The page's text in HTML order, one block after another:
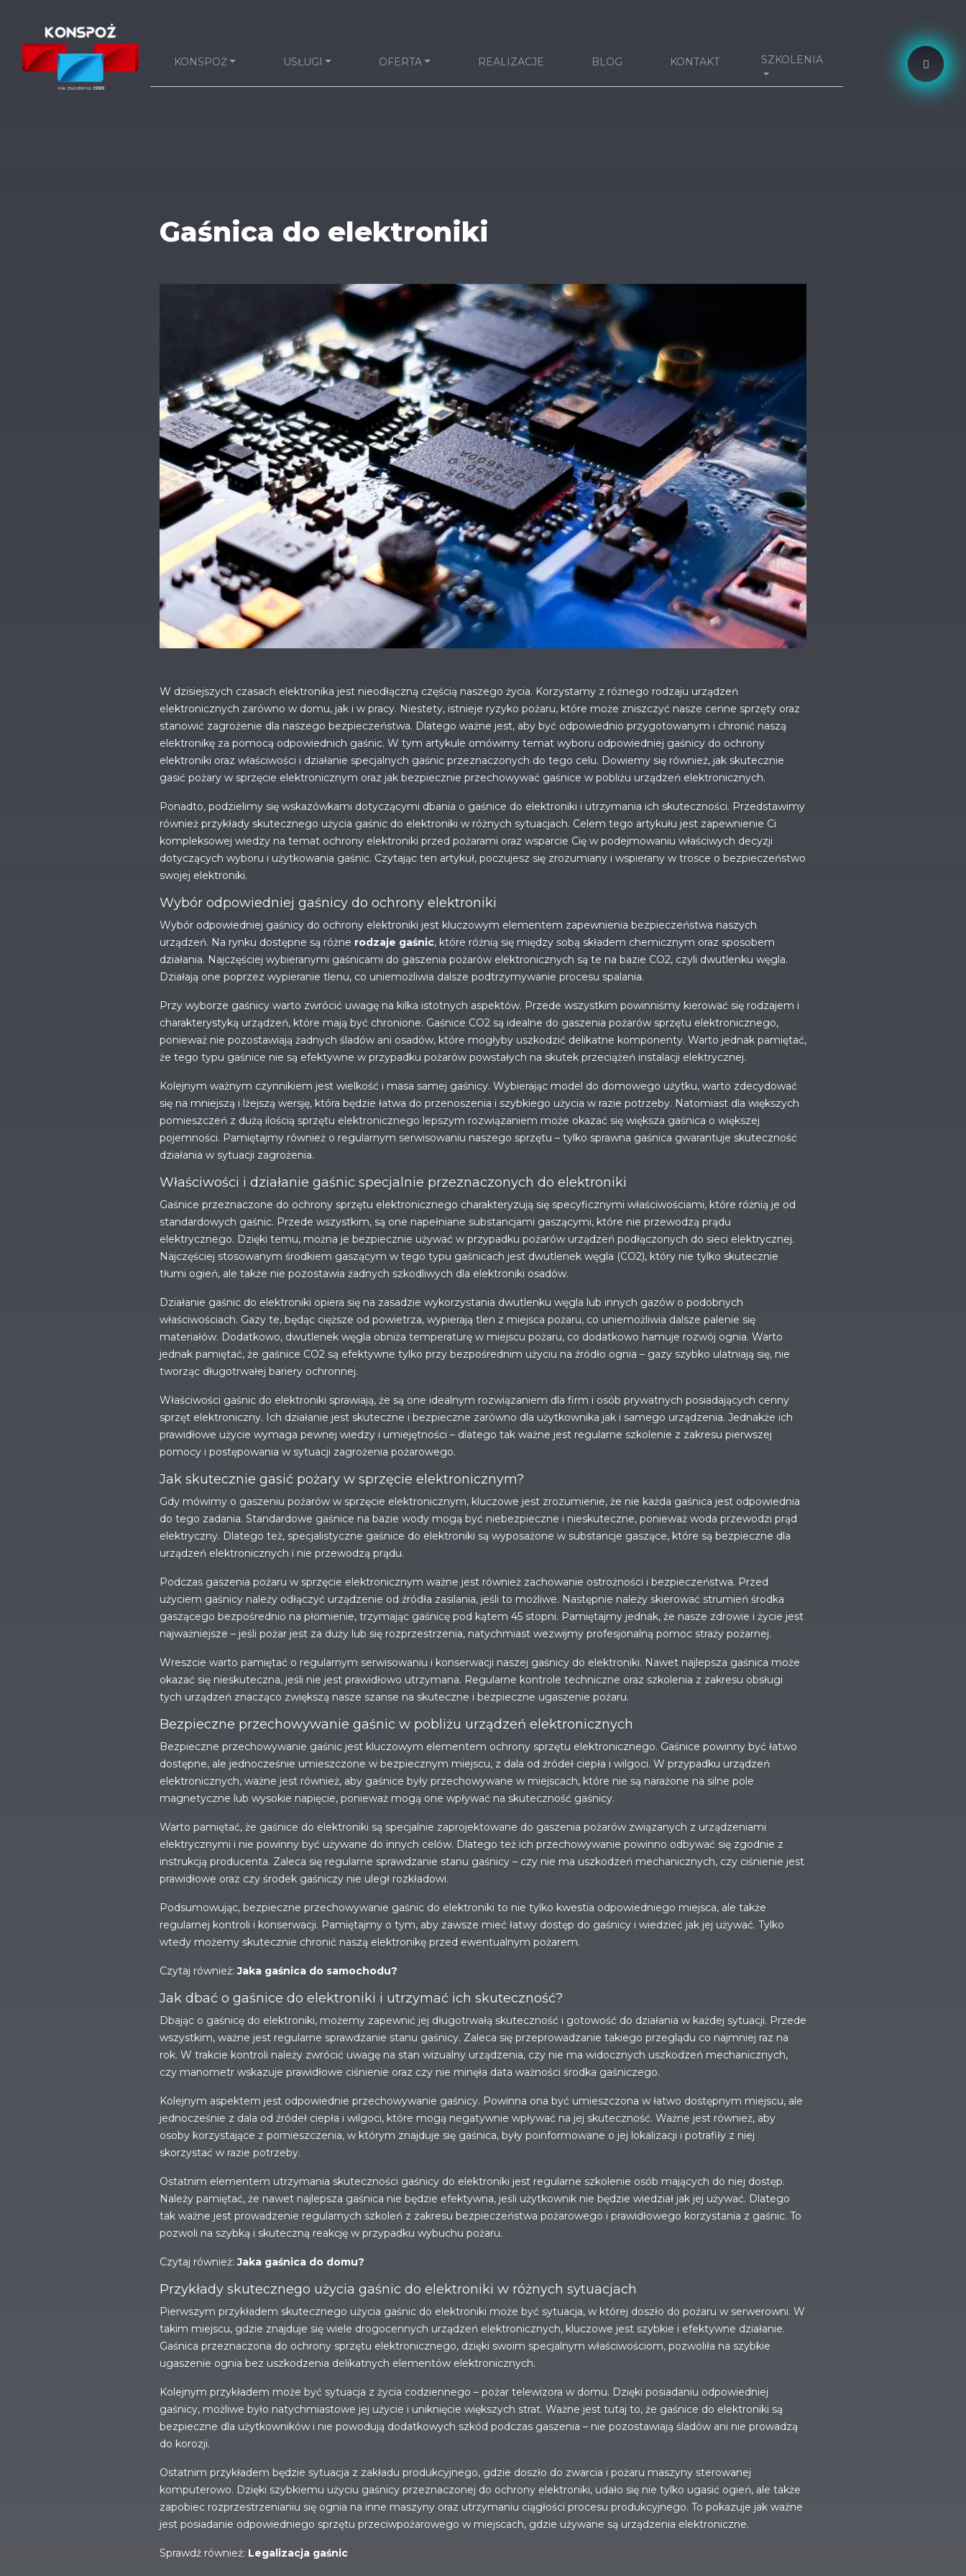
KONSPOŻ USŁUGI OFERTA REALIZACJE BLOG KONTAKT SZKOLENIA
Gaśnica do elektroniki
W dzisiejszych czasach elektronika jest nieodłączną częścią naszego życia. Korzystamy z różnego rodzaju urządzeń
elektronicznych zarówno w domu, jak i w pracy. Niestety, istnieje ryzyko pożaru, które może zniszczyć nasze cenne sprzęty oraz
stanowić zagrożenie dla naszego bezpieczeństwa. Dlatego ważne jest, aby być odpowiednio przygotowanym i chronić naszą
elektronikę za pomocą odpowiednich gaśnic. W tym artykule omówimy temat wyboru odpowiedniej gaśnicy do ochrony
elektroniki oraz właściwości i działanie specjalnych gaśnic przeznaczonych do tego celu. Dowiemy się również, jak skutecznie
gasić pożary w sprzęcie elektronicznym oraz jak bezpiecznie przechowywać gaśnice w pobliżu urządzeń elektronicznych.
Ponadto, podzielimy się wskazówkami dotyczącymi dbania o gaśnice do elektroniki i utrzymania ich skuteczności. Przedstawimy
również przykłady skutecznego użycia gaśnic do elektroniki w różnych sytuacjach. Celem tego artykułu jest zapewnienie Ci
kompleksowej wiedzy na temat ochrony elektroniki przed pożarami oraz wsparcie Cię w podejmowaniu właściwych decyzji
dotyczących wyboru i użytkowania gaśnic. Czytając ten artykuł, poczujesz się zrozumiany i wspierany w trosce o bezpieczeństwo
swojej elektroniki.
Wybór odpowiedniej gaśnicy do ochrony elektroniki
Wybór odpowiedniej gaśnicy do ochrony elektroniki jest kluczowym elementem zapewnienia bezpieczeństwa naszych
urządzeń. Na rynku dostępne są różne rodzaje gaśnic, które różnią się między sobą składem chemicznym oraz sposobem
działania. Najczęściej wybieranymi gaśnicami do gaszenia pożarów elektronicznych są te na bazie CO2, czyli dwutlenku węgla.
Działają one poprzez wypieranie tlenu, co uniemożliwia dalsze podtrzymywanie procesu spalania.
Przy wyborze gaśnicy warto zwrócić uwagę na kilka istotnych aspektów. Przede wszystkim powinniśmy kierować się rodzajem i
charakterystyką urządzeń, które mają być chronione. Gaśnice CO2 są idealne do gaszenia pożarów sprzętu elektronicznego,
ponieważ nie pozostawiają żadnych śladów ani osadów, które mogłyby uszkodzić delikatne komponenty. Warto jednak pamiętać,
że tego typu gaśnice nie są efektywne w przypadku pożarów powstałych na skutek przeciążeń instalacji elektrycznej.
Kolejnym ważnym czynnikiem jest wielkość i masa samej gaśnicy. Wybierając model do domowego użytku, warto zdecydować
się na mniejszą i lżejszą wersję, która będzie łatwa do przenoszenia i szybkiego użycia w razie potrzeby. Natomiast dla większych
pomieszczeń z dużą ilością sprzętu elektronicznego lepszym rozwiązaniem może okazać się większa gaśnica o większej
pojemności. Pamiętajmy również o regularnym serwisowaniu naszego sprzętu – tylko sprawna gaśnica gwarantuje skuteczność
działania w sytuacji zagrożenia.
Właściwości i działanie gaśnic specjalnie przeznaczonych do elektroniki
Gaśnice przeznaczone do ochrony sprzętu elektronicznego charakteryzują się specyficznymi właściwościami, które różnią je od
standardowych gaśnic. Przede wszystkim, są one napełniane substancjami gaszącymi, które nie przewodzą prądu
elektrycznego. Dzięki temu, można je bezpiecznie używać w przypadku pożarów urządzeń podłączonych do sieci elektrycznej.
Najczęściej stosowanym środkiem gaszącym w tego typu gaśnicach jest dwutlenek węgla (CO2), który nie tylko skutecznie
tłumi ogień, ale także nie pozostawia żadnych szkodliwych dla elektroniki osadów.
Działanie gaśnic do elektroniki opiera się na zasadzie wykorzystania dwutlenku węgla lub innych gazów o podobnych
właściwościach. Gazy te, będąc cięższe od powietrza, wypierają tlen z miejsca pożaru, co uniemożliwia dalsze palenie się
materiałów. Dodatkowo, dwutlenek węgla obniża temperaturę w miejscu pożaru, co dodatkowo hamuje rozwój ognia. Warto
jednak pamiętać, że gaśnice CO2 są efektywne tylko przy bezpośrednim użyciu na źródło ognia – gazy szybko ulatniają się, nie
tworząc długotrwałej bariery ochronnej.
Właściwości gaśnic do elektroniki sprawiają, że są one idealnym rozwiązaniem dla firm i osób prywatnych posiadających cenny
sprzęt elektroniczny. Ich działanie jest skuteczne i bezpieczne zarówno dla użytkownika jak i samego urządzenia. Jednakże ich
prawidłowe użycie wymaga pewnej wiedzy i umiejętności – dlatego tak ważne jest regularne szkolenie z zakresu pierwszej
pomocy i postępowania w sytuacji zagrożenia pożarowego.
Jak skutecznie gasić pożary w sprzęcie elektronicznym?
Gdy mówimy o gaszeniu pożarów w sprzęcie elektronicznym, kluczowe jest zrozumienie, że nie każda gaśnica jest odpowiednia
do tego zadania. Standardowe gaśnice na bazie wody mogą być niebezpieczne i nieskuteczne, ponieważ woda przewodzi prąd
elektryczny. Dlatego też, specjalistyczne gaśnice do elektroniki są wyposażone w substancje gaszące, które są bezpieczne dla
urządzeń elektronicznych i nie przewodzą prądu.
Podczas gaszenia pożaru w sprzęcie elektronicznym ważne jest również zachowanie ostrożności i bezpieczeństwa. Przed
użyciem gaśnicy należy odłączyć urządzenie od źródła zasilania, jeśli to możliwe. Następnie należy skierować strumień środka
gaszącego bezpośrednio na płomienie, trzymając gaśnicę pod kątem 45 stopni. Pamiętajmy jednak, że nasze zdrowie i życie jest
najważniejsze – jeśli pożar jest za duży lub się rozprzestrzenia, natychmiast wezwijmy profesjonalną pomoc straży pożarnej.
Wreszcie warto pamiętać o regularnym serwisowaniu i konserwacji naszej gaśnicy do elektroniki. Nawet najlepsza gaśnica może
okazać się nieskuteczna, jeśli nie jest prawidłowo utrzymana. Regularne kontrole techniczne oraz szkolenia z zakresu obsługi
tych urządzeń znacząco zwiększą nasze szanse na skuteczne i bezpieczne ugaszenie pożaru.
Bezpieczne przechowywanie gaśnic w pobliżu urządzeń elektronicznych
Bezpieczne przechowywanie gaśnic jest kluczowym elementem ochrony sprzętu elektronicznego. Gaśnice powinny być łatwo
dostępne, ale jednocześnie umieszczone w bezpiecznym miejscu, z dala od źródeł ciepła i wilgoci. W przypadku urządzeń
elektronicznych, ważne jest również, aby gaśnice były przechowywane w miejscach, które nie są narażone na silne pole
magnetyczne lub wysokie napięcie, ponieważ mogą one wpływać na skuteczność gaśnicy.
Warto pamiętać, że gaśnice do elektroniki są specjalnie zaprojektowane do gaszenia pożarów związanych z urządzeniami
elektrycznymi i nie powinny być używane do innych celów. Dlatego też ich przechowywanie powinno odbywać się zgodnie z
instrukcją producenta. Zaleca się regularne sprawdzanie stanu gaśnicy – czy nie ma uszkodzeń mechanicznych, czy ciśnienie jest
prawidłowe oraz czy środek gaśniczy nie uległ rozkładowi.
Podsumowując, bezpieczne przechowywanie gaśnic do elektroniki to nie tylko kwestia odpowiedniego miejsca, ale także
regularnej kontroli i konserwacji. Pamiętajmy o tym, aby zawsze mieć łatwy dostęp do gaśnicy i wiedzieć jak jej używać. Tylko
wtedy możemy skutecznie chronić naszą elektronikę przed ewentualnym pożarem.
Czytaj również:Jaka gaśnica do samochodu?
Jak dbać o gaśnice do elektroniki i utrzymać ich skuteczność?
Dbając o gaśnicę do elektroniki, możemy zapewnić jej długotrwałą skuteczność i gotowość do działania w każdej sytuacji. Przede
wszystkim, ważne jest regularne sprawdzanie stanu gaśnicy. Zaleca się przeprowadzanie takiego przeglądu co najmniej raz na
rok. W trakcie kontroli należy zwrócić uwagę na stan wizualny urządzenia, czy nie ma widocznych uszkodzeń mechanicznych,
czy manometr wskazuje prawidłowe ciśnienie oraz czy nie minęła data ważności środka gaśniczego.
Kolejnym aspektem jest odpowiednie przechowywanie gaśnicy. Powinna ona być umieszczona w łatwo dostępnym miejscu, ale
jednocześnie z dala od źródeł ciepła i wilgoci, które mogą negatywnie wpływać na jej skuteczność. Ważne jest również, aby
osoby korzystające z pomieszczenia, w którym znajduje się gaśnica, były poinformowane o jej lokalizacji i potrafiły z niej
skorzystać w razie potrzeby.
Ostatnim elementem utrzymania skuteczności gaśnicy do elektroniki jest regularne szkolenie osób mających do niej dostęp.
Należy pamiętać, że nawet najlepsza gaśnica nie będzie efektywna, jeśli użytkownik nie będzie wiedział jak jej używać. Dlatego
tak ważne jest prowadzenie regularnych szkoleń z zakresu bezpieczeństwa pożarowego i prawidłowego korzystania z gaśnic. To
pozwoli na szybką i skuteczną reakcję w przypadku wybuchu pożaru.
Czytaj również:Jaka gaśnica do domu?
Przykłady skutecznego użycia gaśnic do elektroniki w różnych sytuacjach
Pierwszym przykładem skutecznego użycia gaśnic do elektroniki może być sytuacja, w której doszło do pożaru w serwerowni. W
takim miejscu, gdzie znajduje się wiele drogocennych urządzeń elektronicznych, kluczowe jest szybkie i efektywne działanie.
Gaśnica przeznaczona do ochrony sprzętu elektronicznego, dzięki swoim specjalnym właściwościom, pozwoliła na szybkie
ugaszenie ognia bez uszkodzenia delikatnych elementów elektronicznych.
Kolejnym przykładem może być sytuacja z życia codziennego – pożar telewizora w domu. Dzięki posiadaniu odpowiedniej
gaśnicy, możliwe było natychmiastowe jej użycie i uniknięcie większych strat. Ważne jest tutaj to, że gaśnice do elektroniki są
bezpieczne dla użytkowników i nie powodują dodatkowych szkód podczas gaszenia – nie pozostawiają śladów ani nie prowadzą
do korozji.
Ostatnim przykładem będzie sytuacja z zakładu produkcyjnego, gdzie doszło do zwarcia i pożaru maszyny sterowanej
komputerowo. Dzięki szybkiemu użyciu gaśnicy przeznaczonej do ochrony elektroniki, udało się nie tylko ugasić ogień, ale także
zapobiec rozprzestrzenianiu się ognia na inne maszyny oraz utrzymaniu ciągłości procesu produkcyjnego. To pokazuje jak ważne
jest posiadanie odpowiedniego sprzętu przeciwpożarowego w miejscach, gdzie używane są urządzenia elektroniczne.
Sprawdź również: Legalizacja gaśnic